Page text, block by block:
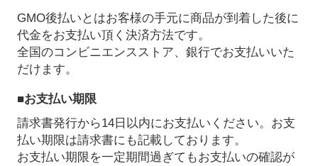
GMO後払いとはお客様の手元に商品が到着した後に
代金をお支払い頂く決済方法です。
全国のコンビニエンスストア、銀行でお支払いいた
だけます。
■お支払い期限
請求書発行から14日以内にお支払いください。お支
払い期限は請求書にも記載しております。
お支払い期限を一定期間過ぎてもお支払いの確認が